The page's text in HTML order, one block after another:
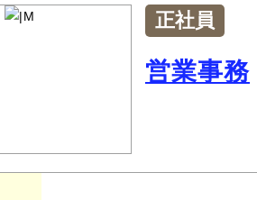
正社員
営業事務